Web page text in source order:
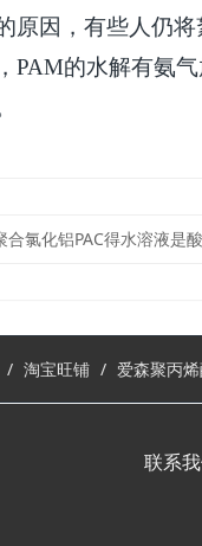
原因，有些人仍
PAM的水解有氨
氯化铝PAC得水溶液是酸性还是
淘宝旺铺 爱森聚丙
联系